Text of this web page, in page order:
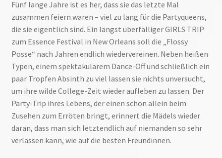
Fünf lange Jahre ist es her, dass sie das letzte Mal
zusammen feiern waren – viel zu lang für die Partyqueens,
die sie eigentlich sind. Ein längst überfälliger GIRLS TRIP
zum Essence Festival in New Orleans soll die „Flossy
Posse“ nach Jahren endlich wiedervereinen. Neben heißen
Typen, einem spektakulärem Dance-Off und schließlich ein
paar Tropfen Absinth zu viel lassen sie nichts unversucht,
um ihre wilde College-Zeit wieder aufleben zu lassen. Der
Party-Trip ihres Lebens, der einen schon allein beim
Zusehen zum Erröten bringt, erinnert die Mädels wieder
daran, dass man sich letztendlich auf niemanden so sehr
verlassen kann, wie auf die besten Freundinnen.